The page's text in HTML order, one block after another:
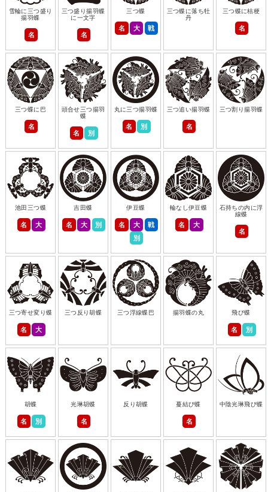
雪輪に三つ盛り
揚羽蝶
名
三つ盛り揚羽蝶
に一文字
名
三つ蝶
名 大 戦
三つ蝶に落ち牡
丹
三つ蝶に桔梗
名
三つ蝶に巴
名
頭合せ三つ揚羽
蝶
名 別
丸に三つ揚羽蝶
名 別
三つ追い揚羽蝶
名
三つ割り揚羽蝶
池田三つ蝶
名 大
吉田蝶
名 大 別
伊豆蝶
名 大
戦
別
輪なし伊豆蝶
名 大
石持ちの内に浮
線蝶
名
三つ寄せ変り蝶
名 大
三つ反り胡蝶 三つ浮線蝶巴 揚羽蝶の丸 飛び蝶
名 別
胡蝶
名 別
光琳胡蝶
名
反り胡蝶 蔓結び蝶
名
中陰光琳飛び蝶